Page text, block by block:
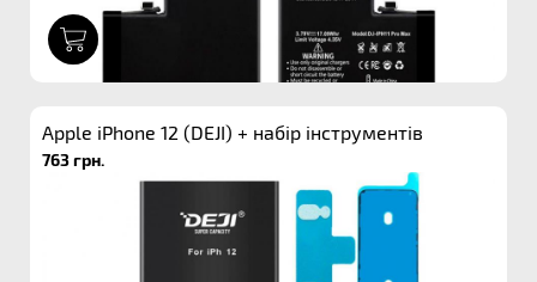
Apple iPhone 12 (DEJI) + набір інструментів
763 грн.